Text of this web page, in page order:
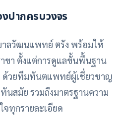
ปากครบวงจร
ลวัฒนแพทย์ ตรัง พร้อมให้
ขา ตั้งแต่การดูแลขั้นพื้นฐาน
ด้วยทีมทันตแพทย์ผู้เชี่ยวชาญ
นสมัย รวมถึงมาตรฐานความ
ทุกรายละเอียด